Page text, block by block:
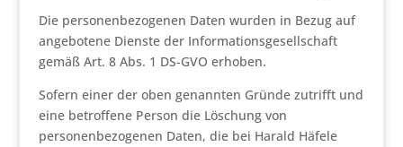
Die personenbezogenen Daten wurden in Bezug auf
angebotene Dienste der Informationsgesellschaft
gemäß Art. 8 Abs. 1 DS-GVO erhoben.
Sofern einer der oben genannten Gründe zutrifft und
eine betroffene Person die Löschung von
personenbezogenen Daten, die bei Harald Häfele